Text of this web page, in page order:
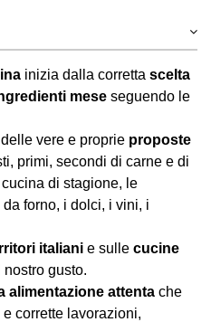
inizia dalla corretta scelta
mese seguendo le
vere e proprie proposte
primi, secondi di carne e di
di stagione, le
forno, i dolci, i vini, i
italiani e sulle cucine
gusto.
alimentazione attenta che
corrette lavorazioni,